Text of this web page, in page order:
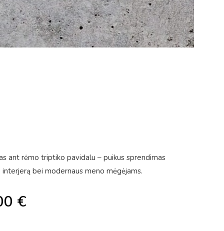
ant rėmo triptiko pavidalu – puikus sprendimas
bei modernaus meno mėgėjams.
€